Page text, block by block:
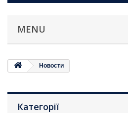
MENU
Новости
Категорії